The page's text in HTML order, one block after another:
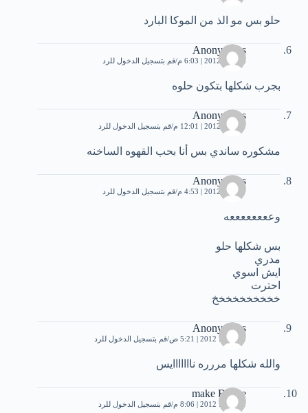
حلو بس مو الذ من الموكا البارد
Anonymous
6 يونيو، 2012 | 6:03 م قم بتسجيل الدخول للرد
بجرب شكلها بتكون حلوه
Anonymous
7 يونيو، 2012 | 12:01 م قم بتسجيل الدخول للرد
مشكوره ساندي بس أنا بحب القهوه الساخنه
Anonymous
7 يونيو، 2012 | 4:53 م قم بتسجيل الدخول للرد
وععععععععه
بس شكلها حلو
مدري
ايش اسوي
احترت
خخخخخخخخخخ
Anonymous
11 يونيو، 2012 | 5:21 ص قم بتسجيل الدخول للرد
والله شكلها مررره نااااااايس
make Belive
11 يونيو، 2012 | 8:06 م قم بتسجيل الدخول للرد